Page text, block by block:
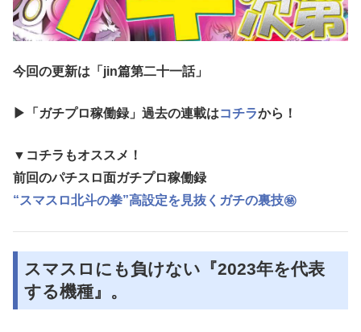
今回の更新は「jin篇第二十一話」
▶「ガチプロ稼働録」過去の連載はコチラから！
▼コチラもオススメ！
前回のパチスロ面ガチプロ稼働録
“スマスロ北斗の拳”高設定を見抜くガチの裏技㊙
スマスロにも負けない『2023年を代表
する機種』。